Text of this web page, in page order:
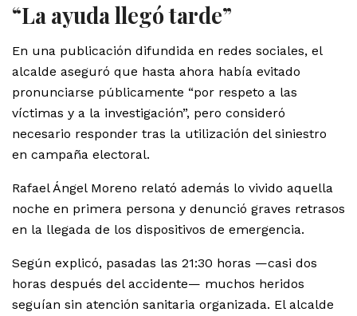
“La ayuda llegó tarde”
En una publicación difundida en redes sociales, el
alcalde aseguró que hasta ahora había evitado
pronunciarse públicamente “por respeto a las
víctimas y a la investigación”, pero consideró
necesario responder tras la utilización del siniestro
en campaña electoral.
Rafael Ángel Moreno relató además lo vivido aquella
noche en primera persona y denunció graves retrasos
en la llegada de los dispositivos de emergencia.
Según explicó, pasadas las 21:30 horas —casi dos
horas después del accidente— muchos heridos
seguían sin atención sanitaria organizada. El alcalde